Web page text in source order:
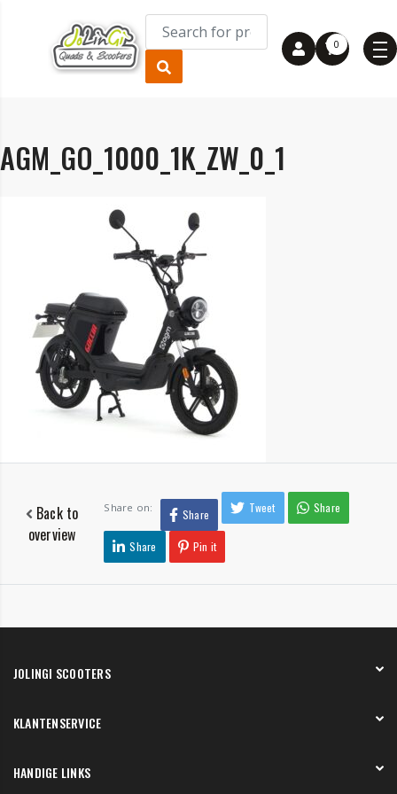
0
AGM_GO_1000_1K_ZW_0_1
Back to
overview
Share on: Share Tweet Share
Share Pin it
JOLINGI SCOOTERS
Onze showroom
KLANTENSERVICE
Verzending en bezorging
HANDIGE LINKS